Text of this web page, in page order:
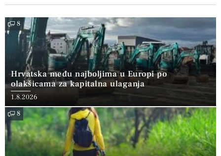
8
Hrvatska među najboljima u Europi po
olakšicama za kapitalna ulaganja
1.8.2026
8